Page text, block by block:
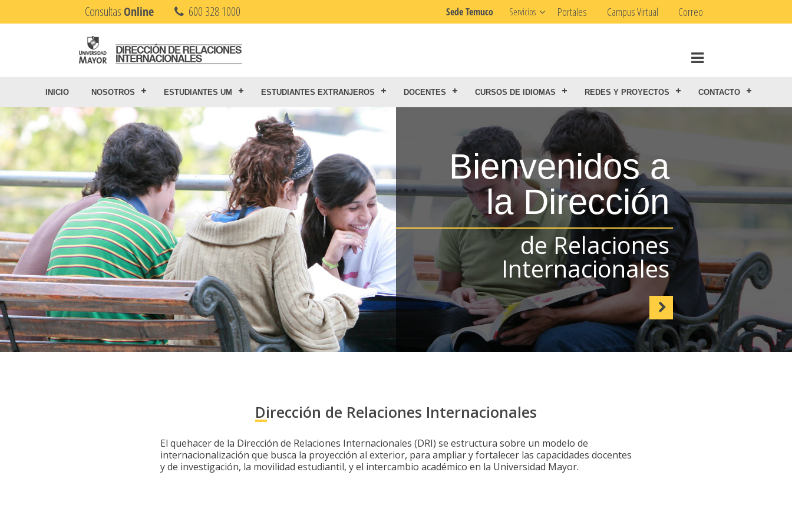
ConsultasOnline 600 328 1000 Sede Temuco Servicios Portales Campus Virtual Correo
INICIO NOSOTROS ESTUDIANTES UM ESTUDIANTES EXTRANJEROS DOCENTES CURSOS DE IDIOMAS REDES Y PROYECTOS CONTACTO
Bienvenidos a
la Dirección
de Relaciones
Internacionales
Dirección de Relaciones Internacionales
El quehacer de la Dirección de Relaciones Internacionales (DRI) se estructura sobre un modelo de
internacionalización que busca la proyección al exterior, para ampliar y fortalecer las capacidades docentes
y de investigación, la movilidad estudiantil, y el intercambio académico en la Universidad Mayor.